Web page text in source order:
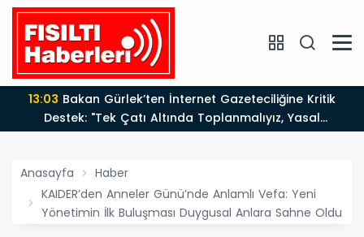
13:03
Destek: "Tek Çatı Altında Toplanmalıyız, Yasal
Düzenlemeye Hazırız"
Anasayfa
Haber
KAIDER’den Anneler Günü’nde Anlamlı Vefa: Yeni
Yönetimin İlk Buluşması Duygusal Anlara Sahne Oldu